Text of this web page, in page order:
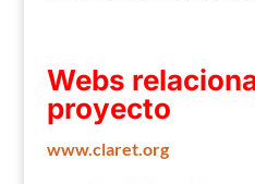
Webs
proyecto
www.claret.org